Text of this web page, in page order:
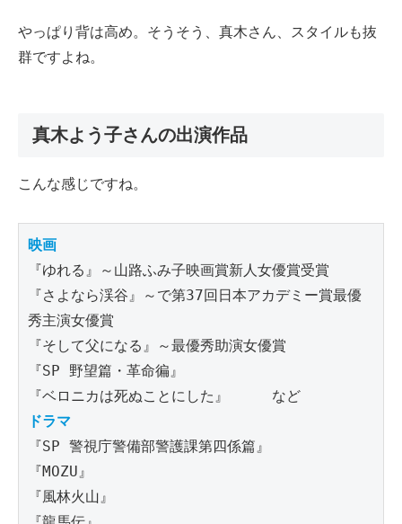
やっぱり背は高め。そうそう、真木さん、スタイルも抜
群ですよね。
真木よう子さんの出演作品
こんな感じですね。
映画
『ゆれる』～山路ふみ子映画賞新人女優賞受賞
『さよなら渓谷』～で第37回日本アカデミー賞最優
秀主演女優賞
『そして父になる』～最優秀助演女優賞
『SP 野望篇・革命徧』
ドラマ
『SP 警視庁警備部警護課第四係篇』
『MOZU』
『風林火山』